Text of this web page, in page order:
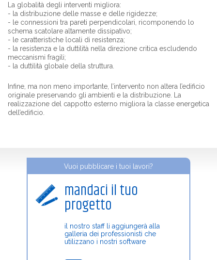
La globalità degli interventi migliora:
- la distribuzione delle masse e delle rigidezze;
- le connessioni tra pareti perpendicolari, ricomponendo lo
schema scatolare altamente dissipativo;
- le caratteristiche locali di resistenza;
- la resistenza e la duttilità nella direzione critica escludendo
meccanismi fragili;
- la duttilità globale della struttura.
Infine, ma non meno importante, l’intervento non altera l’edificio
originale preservando gli ambienti e la distribuzione. La
realizzazione del cappotto esterno migliora la classe energetica
dell’edificio.
Vuoi pubblicare i tuoi lavori?
mandaci il tuo
progetto
il nostro staff li aggiungerà alla
galleria dei professionisti che
utilizzano i nostri software